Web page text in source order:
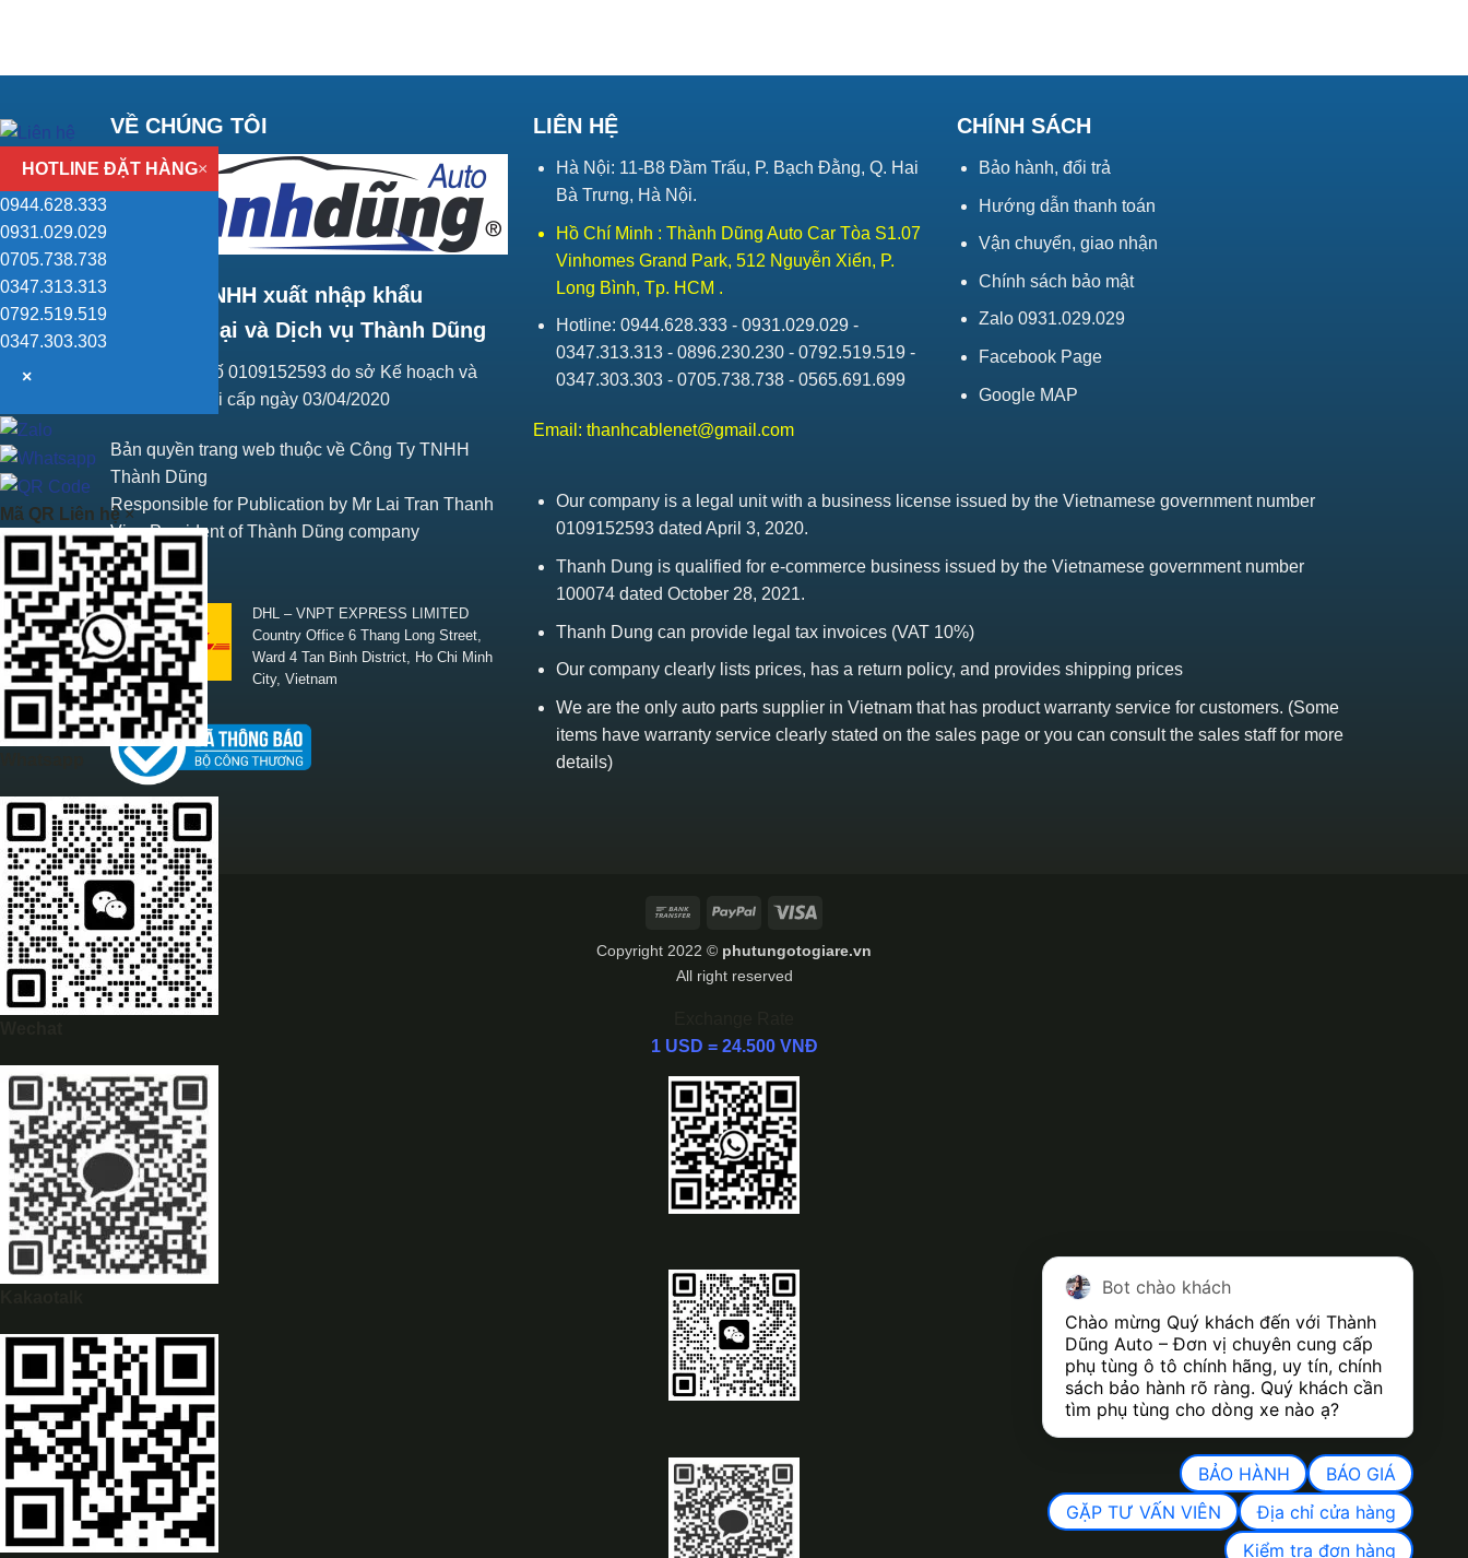
VỀ CHÚNG TÔI
Công ty TNHH xuất nhập khẩu
Thương mại và Dịch vụ Thành Dũng
Giấy ĐKKD số 0109152593 do sở Kế hoạch và
Đầu tư Hà Nội cấp ngày 03/04/2020
Bản quyền trang web thuộc về Công Ty TNHH
Thành Dũng
Responsible for Publication by Mr Lai Tran Thanh
Vice President of Thành Dũng company
SHIPPING
DHL – VNPT EXPRESS LIMITED
Country Office 6 Thang Long Street,
Ward 4 Tan Binh District, Ho Chi Minh
City, Vietnam
LIÊN HỆ
Hà Nội: 11-B8 Đầm Trấu, P. Bạch Đằng, Q. Hai
Bà Trưng, Hà Nội.
Hồ Chí Minh : Thành Dũng Auto Car Tòa S1.07
Vinhomes Grand Park, 512 Nguyễn Xiển, P.
Long Bình, Tp. HCM .
Hotline: 0944.628.333 - 0931.029.029 -
0347.313.313 - 0896.230.230 - 0792.519.519 -
0347.303.303 - 0705.738.738 - 0565.691.699
Email: thanhcablenet@gmail.com
CHÍNH SÁCH
Bảo hành, đổi trả
Hướng dẫn thanh toán
Vận chuyển, giao nhận
Chính sách bảo mật
Zalo 0931.029.029
Facebook Page
Google MAP
Our company is a legal unit with a business license issued by the Vietnamese government number
0109152593 dated April 3, 2020.
Thanh Dung is qualified for e-commerce business issued by the Vietnamese government number
100074 dated October 28, 2021.
Thanh Dung can provide legal tax invoices (VAT 10%)
Our company clearly lists prices, has a return policy, and provides shipping prices
We are the only auto parts supplier in Vietnam that has product warranty service for customers. (Some
items have warranty service clearly stated on the sales page or you can consult the sales staff for more
details)
Bank
PayPal
Copyright 2022 © phutungotogiare.vn
All right reserved
HOTLINE ĐẶT HÀNG×
0944.628.333
0931.029.029
0705.738.738
0347.313.313
0792.519.519
0347.303.303
×
Mã QR Liên hệ×
1 USD = 24.500 VNĐ
WhatsApp 0944628333
WeChat
Bot chào khách
Chào mừng Quý khách đến với Thành
Dũng Auto – Đơn vị chuyên cung cấp
phụ tùng ô tô chính hãng, uy tín, chính
sách bảo hành rõ ràng. Quý khách cần
tìm phụ tùng cho dòng xe nào ạ?
BẢO HÀNH
BÁO GIÁ
GẶP TƯ VẤN VIÊN
Địa chỉ cửa hàng
Kiểm tra đơn hàng